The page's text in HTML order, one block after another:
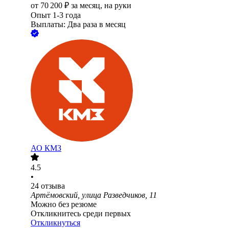
от 70 200 ₽ за месяц, на руки
Опыт 1-3 года
Выплаты: Два раза в месяц
АО КМЗ
4.5
•
24 отзыва
Артёмовский, улица Разведчиков, 11
Можно без резюме
Откликнитесь среди первых
Откликнуться